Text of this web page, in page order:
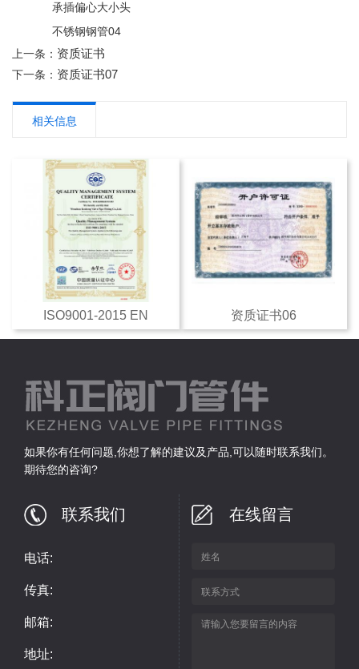
承插偏心大小头
不锈钢钢管04
上一条： 资质证书
下一条： 资质证书07
相关信息
ISO9001-2015 EN 资质证书06
如果你有任何问题,你想了解的建议及产品,可以随时联系我们。
期待您的咨询?
联系我们
电话:
传真:
邮箱:
地址:
在线留言